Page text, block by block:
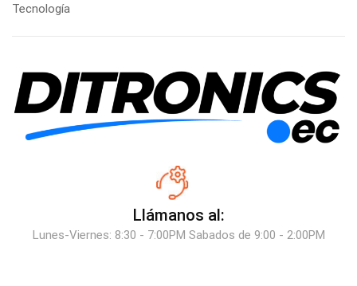
Tecnología
Llámanos al:
Lunes-Viernes: 8:30 - 7:00PM Sabados de 9:00 - 2:00PM